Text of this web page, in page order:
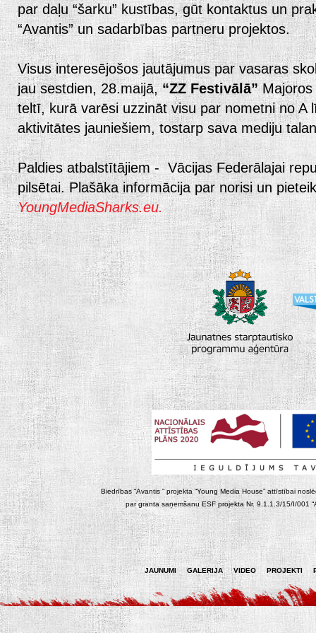
par daļu “šarku” kustības, gūt kontaktus un
“Avantis” un sadarbības partneru projektos.
Visus interesējošos jautājumus par vasaras
jau sestdien, 28.maijā,“ZZ Festivālā”Majoros
teltī, kurā varēsi uzzināt visu par nometni no
aktivitātes jauniešiem, tostarp sava mediju
Paldies atbalstītājiem - Vācijas Federālajai
pilsētai. Plašāka informācija par norisi un
YoungMediaSharks.eu.
Biedrības “Avantis “ projekta “Young Media House” attīstībai
par granta saņemšanu ESF projekta Nr. 9.1.1.3/15/I/001
JAUNUMI GALERIJA VIDEO PROJEKTI